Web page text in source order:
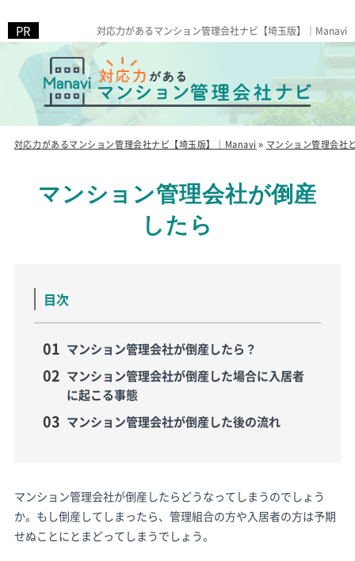
対応力があるマンション管理会社ナビ【埼玉版】｜Manavi
対応力があるマンション管理会社ナビ【埼玉版】｜Manavi » マンション管理会社
マンション管理会社が倒産
したら
目次
マンション管理会社が倒産したら？
マンション管理会社が倒産した場合に入居者
に起こる事態
マンション管理会社が倒産した後の流れ
マンション管理会社が倒産したらどうなってしまうのでしょう
か。もし倒産してしまったら、管理組合の方や入居者の方は予期
せぬことにとまどってしまうでしょう。